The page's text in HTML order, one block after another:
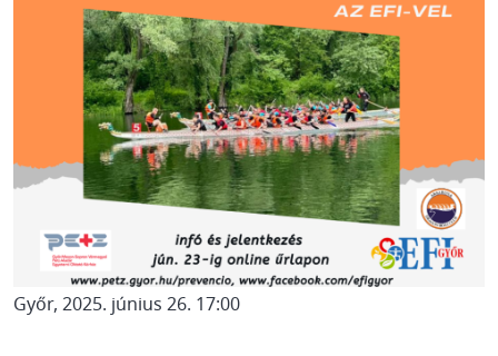
Győr, 2025. június 26. 17:00